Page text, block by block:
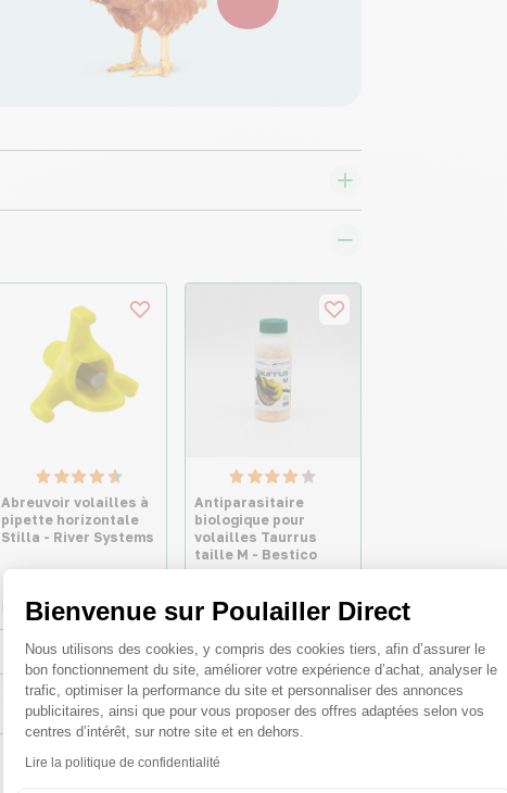
Bienvenue sur Poulailler Direct
Plateforme de Gestion du
Nous utilisons des cookies, y compris des cookies tiers, afin d’assurer le
bon fonctionnement du site, améliorer votre expérience d’achat, analyser le
trafic, optimiser la performance du site et personnaliser des annonces
publicitaires, ainsi que pour vous proposer des offres adaptées selon vos
centres d’intérêt, sur notre site et en dehors.
Lire la politique de confidentialitéAxeptio consent
Abreuvoir volailles à
pipette horizontale
Stilla - River Systems
Dès 2,32 €
Antiparasitaire
biologique pour
volailles Taurrus
taille M - Bestico
27,70 €